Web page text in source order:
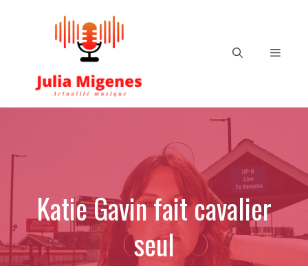
Menu
Katie Gavin fait cavalier
seul